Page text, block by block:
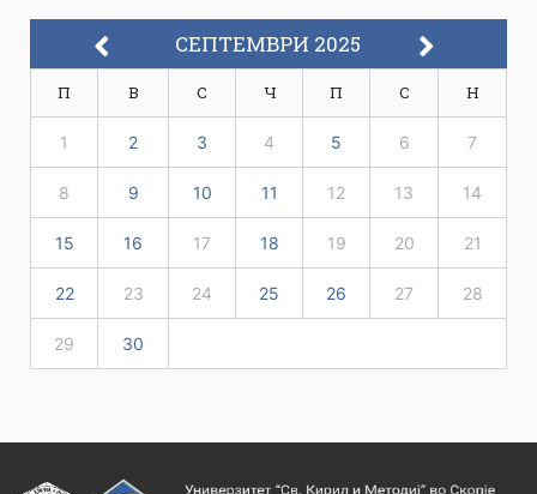
СЕПТЕМВРИ 2025
П В С Ч П С Н
1 2 3 4 5 6 7
8 9 10 11 12 13 14
15 16 17 18 19 20 21
22 23 24 25 26 27 28
29 30